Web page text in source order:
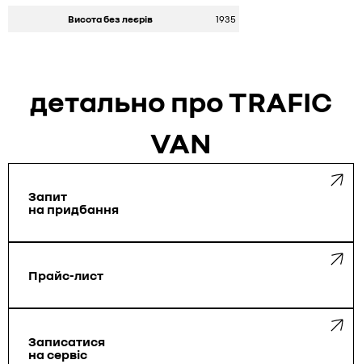
Висота без леєрів 1935
детально про TRAFIC
VAN
Запит
на придбання
Прайс-лист
Запиcатися
на сервіс